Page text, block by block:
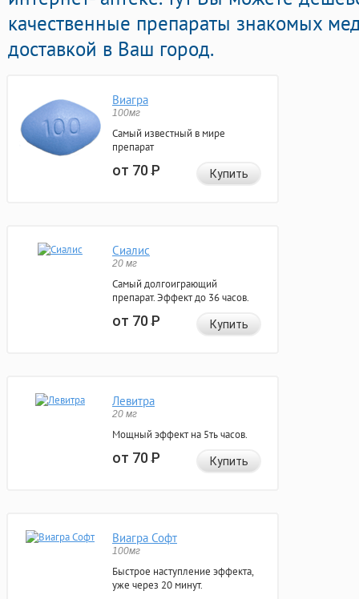
качественные препараты знакомых
доставкой в Ваш город.
Виагра
100мг
Самый известный в мире
препарат
от 70Р Купить
Сиалис
20 мг
Самый долгоиграющий
препарат. Эффект до 36 часов.
от 70Р Купить
Левитра
20 мг
Мощный эффект на 5ть часов.
от 70Р Купить
Виагра Софт
100мг
Быстрое наступление эффекта,
уже через 20 минут.